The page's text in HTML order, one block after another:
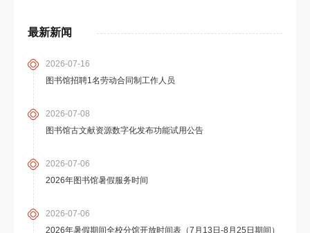
最新新闻
2026-07-16
图书馆招聘1名劳动合同制工作人员
2026-07-08
图书馆古文献资源数字化发布功能试用公告
2026-07-06
2026年图书馆暑假服务时间
2026-07-06
2026年暑假期间全校分馆开放时间表（7月13日-8月25日期间）